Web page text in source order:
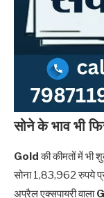
सोने के भाव भी
Goldकी कीमतों में भी
सोना 1,83,962 रुपये
अप्रैल एक्सपायरी वाला